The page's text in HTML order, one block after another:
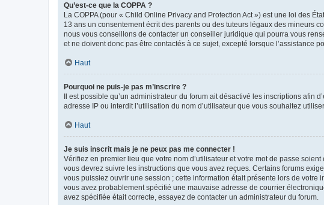
Qu’est-ce que la COPPA ?
La COPPA (pour « Child Online Privacy and Protection Act ») est une loi des
13 ans un consentement écrit des parents ou des tuteurs légaux des mineurs
nous vous conseillons de contacter un conseiller juridique qui pourra vous
et ne doivent donc pas être contactés à ce sujet, excepté lorsque l’assistance
Haut
Pourquoi ne puis-je pas m’inscrire ?
Il est possible qu’un administrateur du forum ait désactivé les inscriptions afin
adresse IP ou interdit l’utilisation du nom d’utilisateur que vous souhaitez
Haut
Je suis inscrit mais je ne peux pas me connecter !
Vérifiez en premier lieu que votre nom d’utilisateur et votre mot de passe
vous devrez suivre les instructions que vous avez reçues. Certains forums
vous puissiez ouvrir une session ; cette information était présente lors de
vous avez probablement spécifié une mauvaise adresse de courrier
avez spécifiée était correcte, essayez de contacter un administrateur du forum.